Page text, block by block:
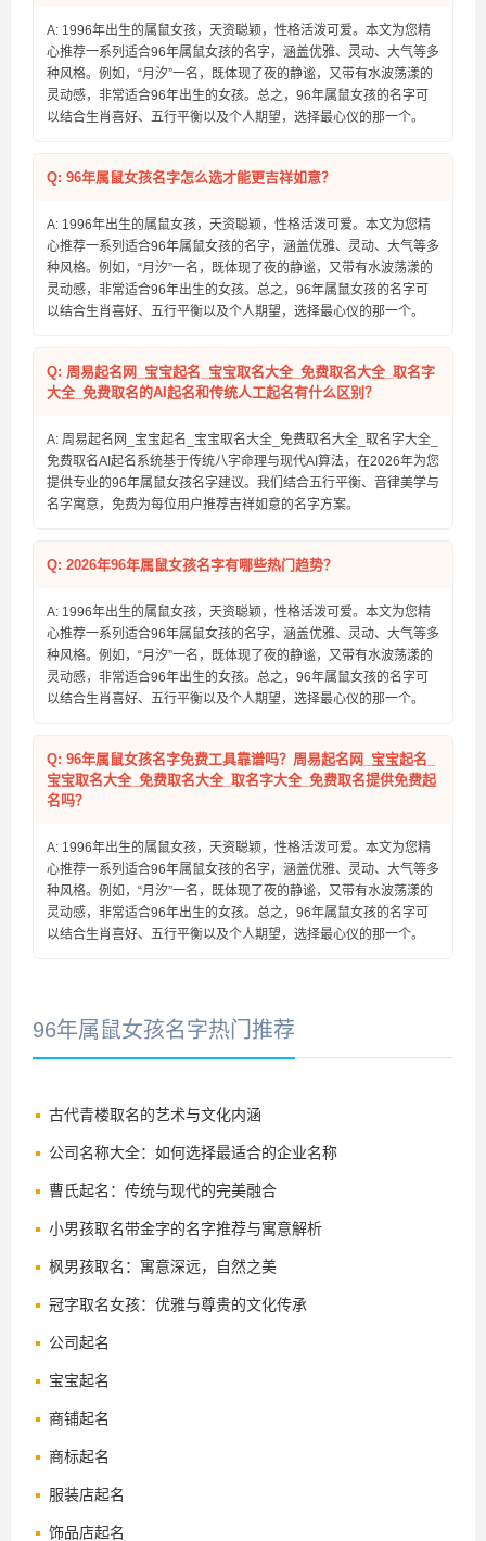
A: 1996年出生的属鼠女孩，天资聪颖，性格活泼可爱。本文为您精
心推荐一系列适合96年属鼠女孩的名字，涵盖优雅、灵动、大气等多
种风格。例如，“月汐”一名，既体现了夜的静谧，又带有水波荡漾的
灵动感，非常适合96年出生的女孩。总之，96年属鼠女孩的名字可
以结合生肖喜好、五行平衡以及个人期望，选择最心仪的那一个。
Q: 96年属鼠女孩名字怎么选才能更吉祥如意？
A: 1996年出生的属鼠女孩，天资聪颖，性格活泼可爱。本文为您精
心推荐一系列适合96年属鼠女孩的名字，涵盖优雅、灵动、大气等多
种风格。例如，“月汐”一名，既体现了夜的静谧，又带有水波荡漾的
灵动感，非常适合96年出生的女孩。总之，96年属鼠女孩的名字可
以结合生肖喜好、五行平衡以及个人期望，选择最心仪的那一个。
Q: 周易起名网_宝宝起名_宝宝取名大全_免费取名大全_取名字
大全_免费取名的AI起名和传统人工起名有什么区别？
A: 周易起名网_宝宝起名_宝宝取名大全_免费取名大全_取名字大全_
免费取名AI起名系统基于传统八字命理与现代AI算法，在2026年为您
提供专业的96年属鼠女孩名字建议。我们结合五行平衡、音律美学与
名字寓意，免费为每位用户推荐吉祥如意的名字方案。
Q: 2026年96年属鼠女孩名字有哪些热门趋势？
A: 1996年出生的属鼠女孩，天资聪颖，性格活泼可爱。本文为您精
心推荐一系列适合96年属鼠女孩的名字，涵盖优雅、灵动、大气等多
种风格。例如，“月汐”一名，既体现了夜的静谧，又带有水波荡漾的
灵动感，非常适合96年出生的女孩。总之，96年属鼠女孩的名字可
以结合生肖喜好、五行平衡以及个人期望，选择最心仪的那一个。
Q: 96年属鼠女孩名字免费工具靠谱吗？周易起名网_宝宝起名_
宝宝取名大全_免费取名大全_取名字大全_免费取名提供免费起
名吗？
A: 1996年出生的属鼠女孩，天资聪颖，性格活泼可爱。本文为您精
心推荐一系列适合96年属鼠女孩的名字，涵盖优雅、灵动、大气等多
种风格。例如，“月汐”一名，既体现了夜的静谧，又带有水波荡漾的
灵动感，非常适合96年出生的女孩。总之，96年属鼠女孩的名字可
以结合生肖喜好、五行平衡以及个人期望，选择最心仪的那一个。
96年属鼠女孩名字热门推荐
古代青楼取名的艺术与文化内涵
公司名称大全：如何选择最适合的企业名称
曹氏起名：传统与现代的完美融合
小男孩取名带金字的名字推荐与寓意解析
枫男孩取名：寓意深远，自然之美
冠字取名女孩：优雅与尊贵的文化传承
公司起名
宝宝起名
商铺起名
商标起名
服装店起名
饰品店起名